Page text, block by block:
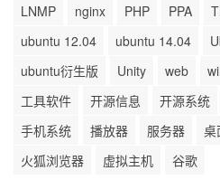
LNMP
nginx PHP PPA
ubuntu 12.04
ubuntu 14.04
ubuntu衍生版
Unity web
工具软件
开源信息 开源系统
手机系统
播放器 服务器 桌
火狐浏览器
虚拟主机 谷歌